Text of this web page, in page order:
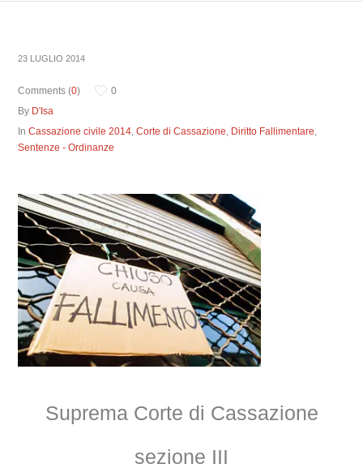
23 LUGLIO 2014
Comments (0)
0
By D'Isa
InCassazione civile 2014,Corte di Cassazione, Diritto Fallimentare,
Sentenze - Ordinanze
Suprema Corte di Cassazione
sezione III